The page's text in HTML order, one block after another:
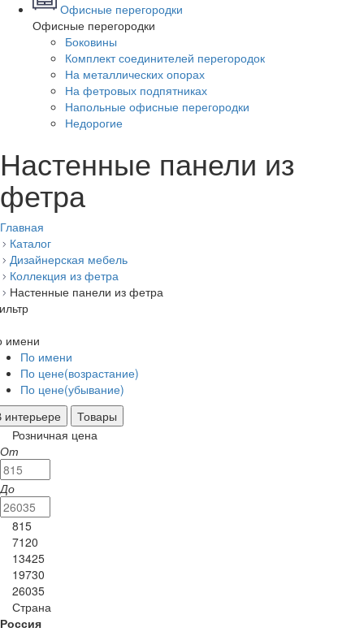
Офисные перегородки
Офисные перегородки
Боковины
Комплект соединителей перегородок
На металлических опорах
На фетровых подпятниках
Напольные офисные перегородки
Недорогие
Настенные панели из
фетра
Главная
Каталог
Дизайнерская мебель
Коллекция из фетра
Настенные панели из фетра
имени
По имени
По цене(возрастание)
По цене(убывание)
интерьере
Товары
Розничная цена
От
До
815
7120
13425
19730
26035
Страна
Россия